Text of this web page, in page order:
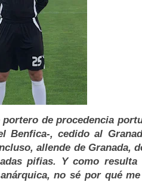
portero de procedencia
Benfica-, cedido al
allende de Granada,
pifias. Y como
no sé por qué